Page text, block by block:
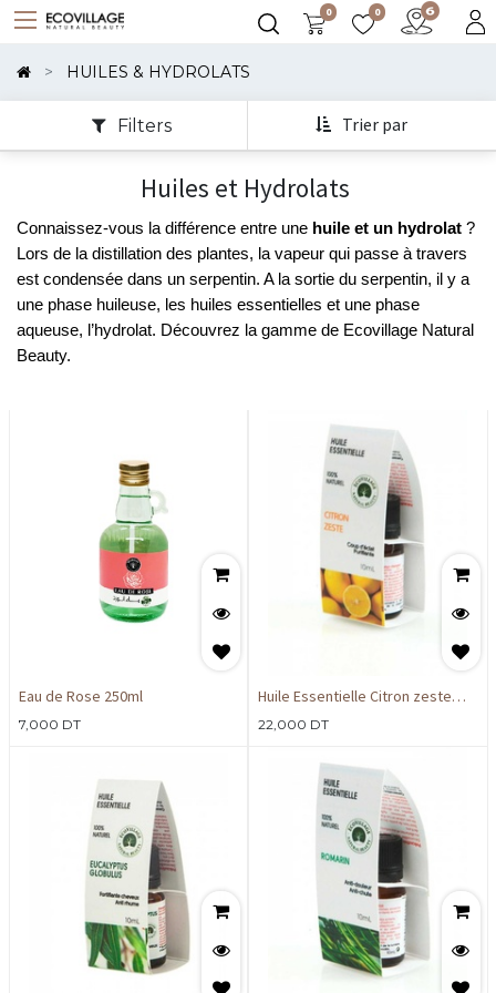
0 0
HUILES & HYDROLATS
Filters Trier par
Montrer
Catégories
Montrer
Huiles et Hydrolats
Connaissez-vous la différence entre une huile et un hydrolat ?
Lors de la distillation des plantes, la vapeur qui passe à travers
est condensée dans un serpentin. A la sortie du serpentin, il y a
une phase huileuse, les huiles essentielles et une phase
aqueuse, l’hydrolat. Découvrez la gamme de Ecovillage Natural
Beauty.
Eau de Rose 250ml
7,000 DT
Huile Essentielle Citron zeste
10ml
22,000 DT